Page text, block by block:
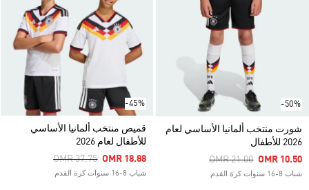
-50%
شورت منتخب ألمانيا الأساسي لعام
2026 للأطفال
Price Reduced From
OMR 21.00ToOMR 10.50
شباب 8-16 سنوات كرة القدم
-45%
قميص منتخب ألمانيا الأساسي
للأطفال لعام 2026
Price Reduced From
OMR 37.75ToOMR 18.88
شباب 8-16 سنوات كرة القدم